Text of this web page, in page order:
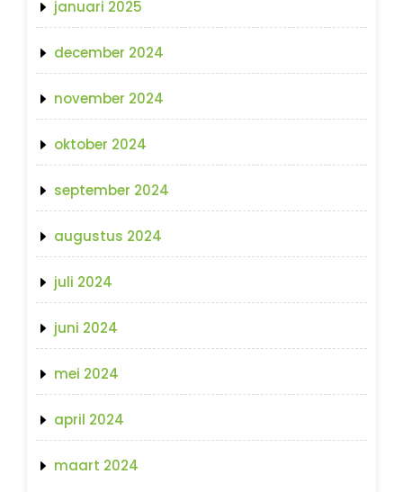
januari 2025
december 2024
november 2024
oktober 2024
september 2024
augustus 2024
juli 2024
juni 2024
mei 2024
april 2024
maart 2024